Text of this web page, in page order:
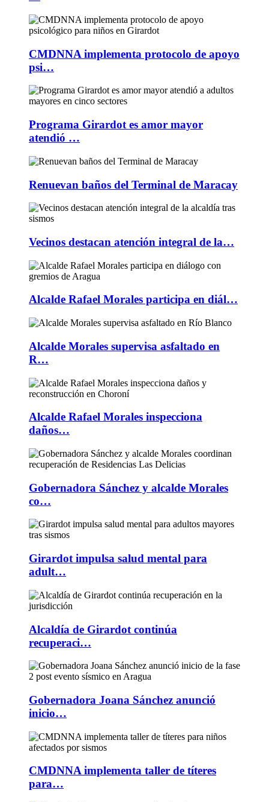
CMDNNA implementa protocolo de apoyo
psi…
Programa Girardot es amor mayor
atendió …
Renuevan baños del Terminal de Maracay
Vecinos destacan atención integral de la…
Alcalde Rafael Morales participa en diál…
Alcalde Morales supervisa asfaltado en
R…
Alcalde Rafael Morales inspecciona
daños…
Gobernadora Sánchez y alcalde Morales
co…
Girardot impulsa salud mental para
adult…
Alcaldía de Girardot continúa
recuperaci…
Gobernadora Joana Sánchez anunció
inicio…
CMDNNA implementa taller de títeres
para…